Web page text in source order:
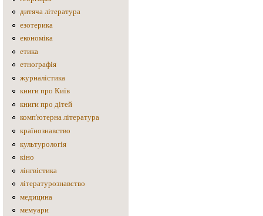
дитяча література
езотерика
економіка
етика
етнографія
журналістика
книги про Київ
книги про дітей
комп'ютерна література
країнознавство
культурологія
кіно
лінгвістика
літературознавство
медицина
мемуари